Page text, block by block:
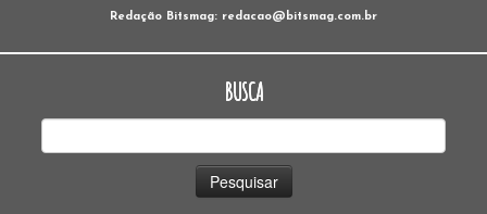
Redação Bitsmag: redacao@bitsmag.com.br
BUSCA